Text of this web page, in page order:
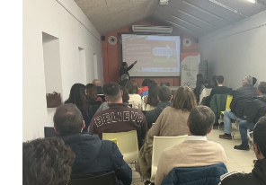
acoge
retorno
Plan
Estratégico